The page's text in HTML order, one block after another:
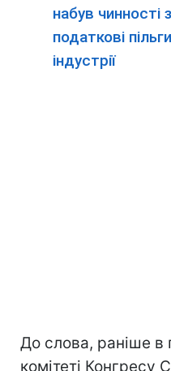
набув чинності
податкові
індустрії
До слова, раніше в
комітеті